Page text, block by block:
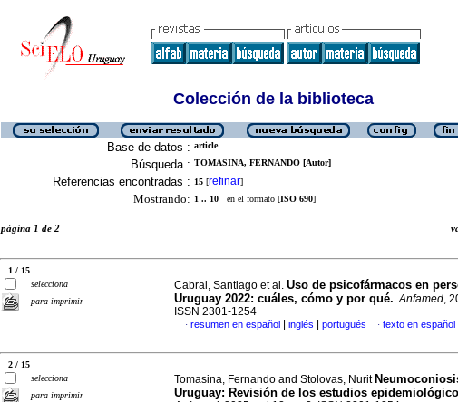
Colección de la biblioteca
Base de datos : article
Búsqueda : TOMASINA, FERNANDO [Autor]
Referencias encontradas : 15 [refinar]
Mostrando: 1 .. 10 en el formato [ISO 690]
página 1 de 2
1 / 15
selecciona
para imprimir
Cabral, Santiago et al. Uso de psicofármacos en
Uruguay 2022: cuáles, cómo y por qué..Anfamed,
ISSN 2301-1254
· resumen en español inglés portugués · texto en español
2 / 15
selecciona
para imprimir
Tomasina, Fernando and Stolovas, Nurit
Uruguay: Revisión de los estudios